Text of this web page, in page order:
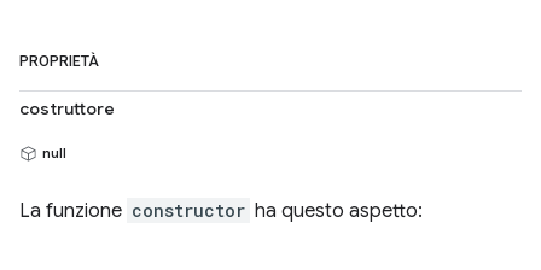
PROPRIETÀ
costruttore
null
La funzione constructor ha questo aspetto: